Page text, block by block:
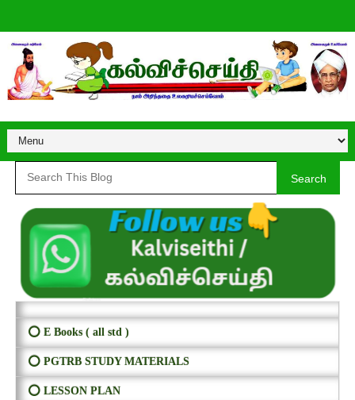
Search
⭕ E Books ( all std )
⭕ PGTRB STUDY MATERIALS
⭕ LESSON PLAN